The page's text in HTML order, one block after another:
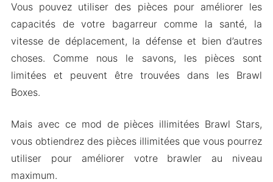
Vous pouvez utiliser des pièces pour améliorer les
capacités de votre bagarreur comme la santé, la
vitesse de déplacement, la défense et bien d’autres
choses. Comme nous le savons, les pièces sont
limitées et peuvent être trouvées dans les Brawl
Boxes.
Mais avec ce mod de pièces illimitées Brawl Stars,
vous obtiendrez des pièces illimitées que vous pourrez
utiliser pour améliorer votre brawler au niveau
maximum.